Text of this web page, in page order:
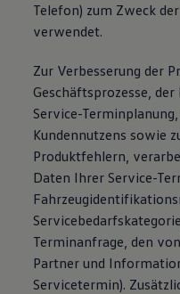
Telefon) zum Zweck
verwendet.
Zur Verbesserung der
Geschäftsprozesse,
Service-
Kundennutzens sowie
Produktfehlern,
Daten Ihrer Service-
Terminanfrage, den
Partner und
Servicetermin).